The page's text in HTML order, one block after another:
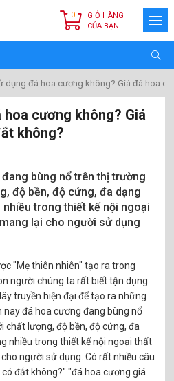
0
GIỎ HÀNG
CỦA BẠN
dụng đá hoa cương không? Giá đá hoa
cương không? Giá
không?
bùng nổ trên thị trường
độ bền, độ cứng, đa dạng
trong thiết kế nội ngoại
lại cho người sử dụng
"Mẹ thiên nhiên" tạo ra trong
người chúng ta rất biết tận dụng
truyền hiện đại để tạo ra những
nay đá hoa cương đang bùng nổ
lượng, độ bền, độ cứng, đa
nhiều trong thiết kế nội ngoại thất
người sử dụng. Có rất nhiều câu
đắt không?" "đá hoa cương giá